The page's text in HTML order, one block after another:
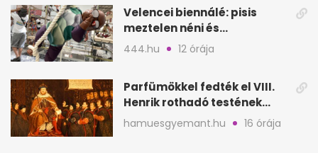
Velencei biennálé: pisis
meztelen néni és
kölcsönbabák, sirályok közt
444.hu 12 órája
Parfümökkel fedték el VIII.
Henrik rothadó testének
szagát
hamuesgyemant.hu 16 órája